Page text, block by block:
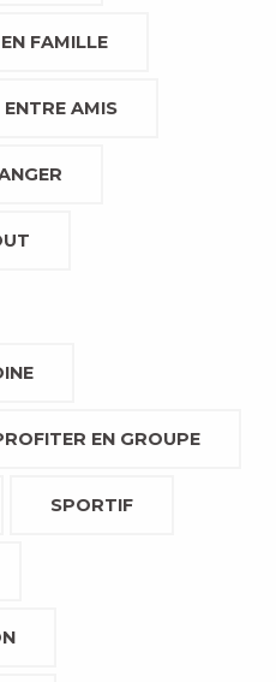
EN FAMILLE
ENTRE AMIS
EN GROUPE
SPORTIF